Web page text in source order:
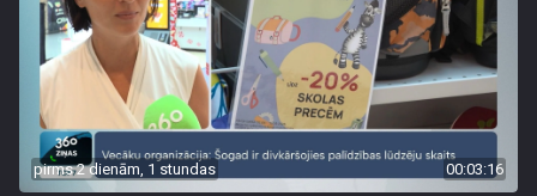
pirms 2 dienām, 1 stundas 00:03:16